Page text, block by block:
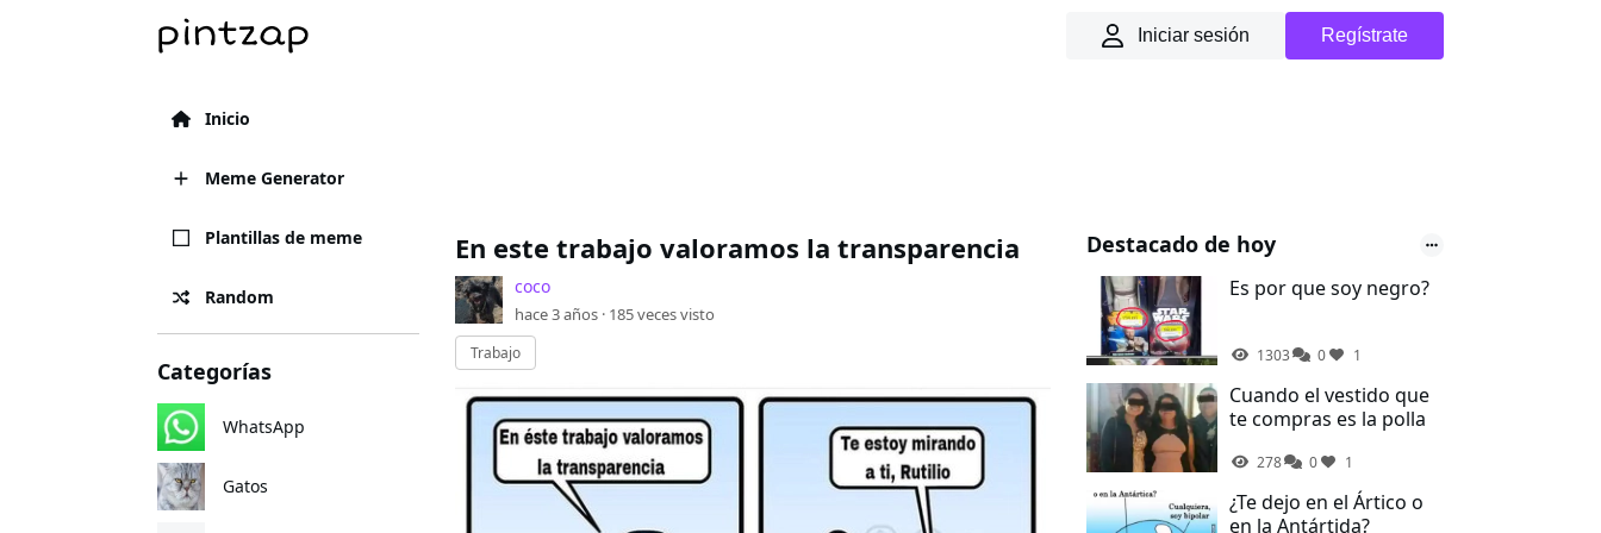
Iniciar sesión Regístrate
Inicio
Meme Generator
Plantillas de meme
Random
Categorías
WhatsApp
Gatos
En este trabajo valoramos la transparencia
coco
hace 3 años · 185veces visto
Trabajo
Destacado de hoy
Es por que soy negro?
1303 0 1
Cuando el vestido que
te compras es la polla
278 0 1
¿Te dejo en el Ártico o
en la Antártida?